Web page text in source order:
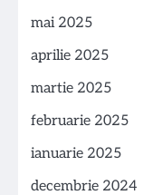
mai 2025
aprilie 2025
martie 2025
februarie 2025
ianuarie 2025
decembrie 2024